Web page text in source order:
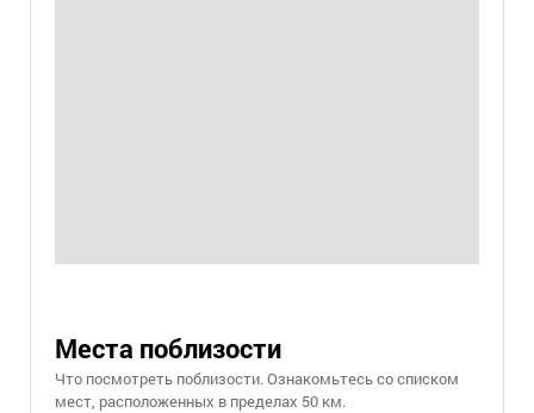
Места поблизости
Что посмотреть поблизости. Ознакомьтесь со списком
мест, расположенных в пределах 50 км.